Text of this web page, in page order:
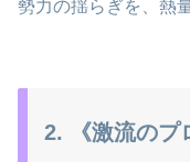
勢力の揺らぎを、熱
2. 《激流のプ